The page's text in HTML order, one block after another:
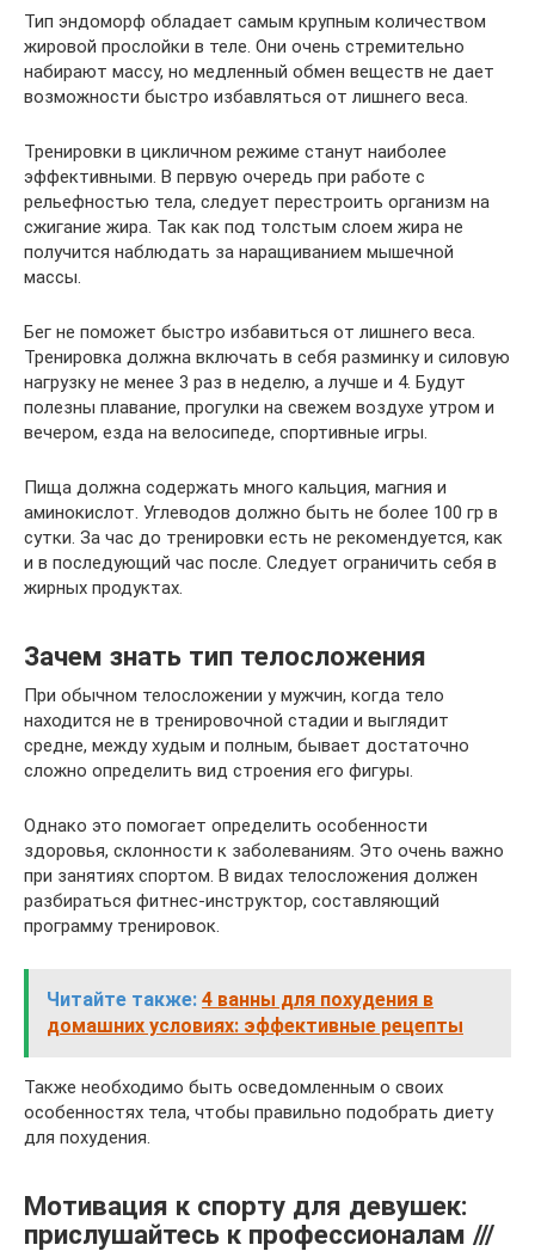
Тип эндоморф обладает самым крупным количеством
жировой прослойки в теле. Они очень стремительно
набирают массу, но медленный обмен веществ не дает
возможности быстро избавляться от лишнего веса.
Тренировки в цикличном режиме станут наиболее
эффективными. В первую очередь при работе с
рельефностью тела, следует перестроить организм на
сжигание жира. Так как под толстым слоем жира не
получится наблюдать за наращиванием мышечной
массы.
Бег не поможет быстро избавиться от лишнего веса.
Тренировка должна включать в себя разминку и силовую
нагрузку не менее 3 раз в неделю, а лучше и 4. Будут
полезны плавание, прогулки на свежем воздухе утром и
вечером, езда на велосипеде, спортивные игры.
Пища должна содержать много кальция, магния и
аминокислот. Углеводов должно быть не более 100 гр в
сутки. За час до тренировки есть не рекомендуется, как
и в последующий час после. Следует ограничить себя в
жирных продуктах.
Зачем знать тип телосложения
При обычном телосложении у мужчин, когда тело
находится не в тренировочной стадии и выглядит
средне, между худым и полным, бывает достаточно
сложно определить вид строения его фигуры.
Однако это помогает определить особенности
здоровья, склонности к заболеваниям. Это очень важно
при занятиях спортом. В видах телосложения должен
разбираться фитнес-инструктор, составляющий
программу тренировок.
Читайте также: 4 ванны для похудения в
домашних условиях: эффективные рецепты
Также необходимо быть осведомленным о своих
особенностях тела, чтобы правильно подобрать диету
для похудения.
Мотивация к спорту для девушек:
прислушайтесь к профессионалам ///